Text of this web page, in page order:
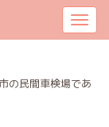
の民間車検場であ